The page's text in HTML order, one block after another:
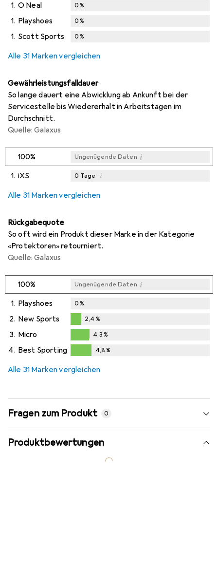
1. O Neal 0%
1. Playshoes 0%
1. Scott Sports 0%
Alle 31 Marken vergleichen
Gewährleistungsfalldauer
So lange dauert eine Abwicklung ab Ankunft bei der
Servicestelle bis Wiedererhalt in Arbeitstagen im
Durchschnitt.
Quelle: Galaxus
100% Ungenügende Daten i
1. iXS 0 Tage i
Alle 31 Marken vergleichen
Rückgabequote
So oft wird ein Produkt dieser Marke in der Kategorie
«Protektoren» retourniert.
Quelle: Galaxus
100% Ungenügende Daten i
1. Playshoes 0%
2. New Sports
2,4%
2,4 %
3. Micro
4,3%
4,3%
4. Best Sporting 4,8%
Alle 31 Marken vergleichen
Fragen zum Produkt 0
Produktbewertungen